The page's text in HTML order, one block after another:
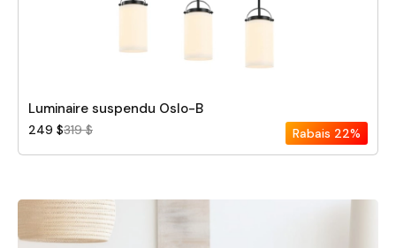
Luminaire suspendu Oslo-B
249 $319 $ Rabais 22%